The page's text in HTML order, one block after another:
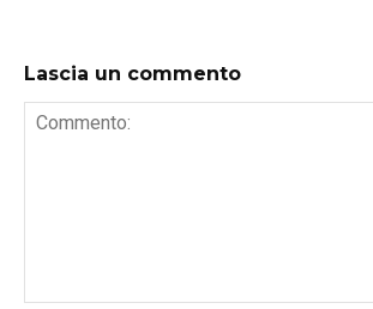
Lascia un commento